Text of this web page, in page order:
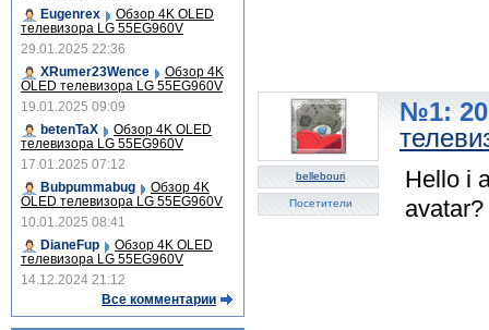
bellebouri
Посетители
№1: 20
Hello i
avatar?
Eugenrex
Обзор 4K OLED
телевизора LG 55EG960V
29.01.2025 22:36
XRumer23Wence
Обзор 4K
OLED телевизора LG 55EG960V
19.01.2025 09:09
betenTaX
Обзор 4K OLED
телевизора LG 55EG960V
17.01.2025 07:12
Bubpummabug
Обзор 4K
OLED телевизора LG 55EG960V
10.01.2025 08:41
DianeFup
Обзор 4K OLED
телевизора LG 55EG960V
14.12.2024 21:12
Все комментарии